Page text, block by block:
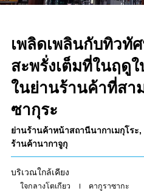
เพลิดเพลินกับทิวทั
สะพรั่งเต็มที่ในฤดู
ในย่านร้านค้าที่ส
ซากุระ
ย่านร้านค้าหน้าสถานีนากาเมกุโระ
ร้านค้านากาจูกุ
บริเวณใกล้เคียง
ใจกลางโตเกียว คากูราซากะ